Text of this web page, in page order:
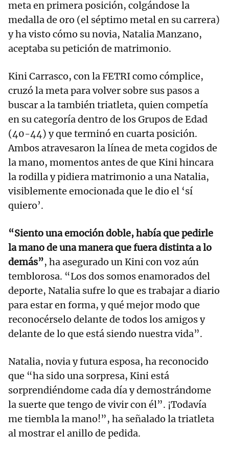
meta en primera posición, colgándose la
medalla de oro (el séptimo metal en su carrera)
y ha visto cómo su novia, Natalia Manzano,
aceptaba su petición de matrimonio.
Kini Carrasco, con la FETRI como cómplice,
cruzó la meta para volver sobre sus pasos a
buscar a la también triatleta, quien competía
en su categoría dentro de los Grupos de Edad
(40-44) y que terminó en cuarta posición.
Ambos atravesaron la línea de meta cogidos de
la mano, momentos antes de que Kini hincara
la rodilla y pidiera matrimonio a una Natalia,
visiblemente emocionada que le dio el ‘sí
quiero’.
“Siento una emoción doble, había que pedirle
la mano de una manera que fuera distinta a lo
demás”, ha asegurado un Kini con voz aún
temblorosa. “Los dos somos enamorados del
deporte, Natalia sufre lo que es trabajar a diario
para estar en forma, y qué mejor modo que
reconocérselo delante de todos los amigos y
delante de lo que está siendo nuestra vida”.
Natalia, novia y futura esposa, ha reconocido
que “ha sido una sorpresa, Kini está
sorprendiéndome cada día y demostrándome
la suerte que tengo de vivir con él”. ¡Todavía
me tiembla la mano!”, ha señalado la triatleta
al mostrar el anillo de pedida.